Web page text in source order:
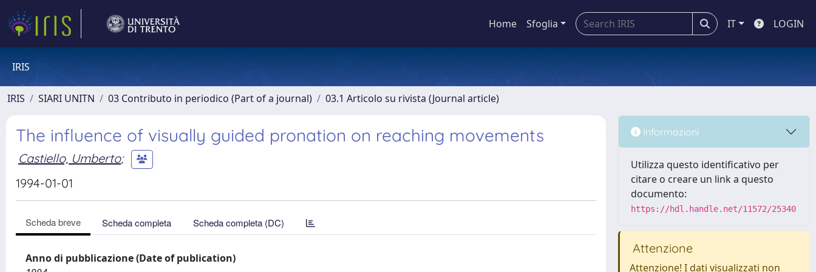
Home Sfoglia IT LOGIN
IRIS
IRIS SIARI UNITN 03 Contributo in periodico (Part of a journal) 03.1 Articolo su rivista (Journal article)
The influence of visually guided pronation on reaching movements
Castiello, Umberto;
1994-01-01
Scheda breve Scheda completa Scheda completa (DC)
Anno di pubblicazione (Date of publication)
Informazioni
Utilizza questo identificativo per
citare o creare un link a questo
documento:
https://hdl.handle.net/11572/25340
Attenzione
Attenzione! I dati visualizzati non